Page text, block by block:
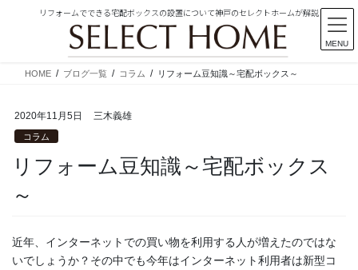
リフォームでできる宅配ボックスの設置について神戸のセレクトホームが解説
HOME ブログ一覧 コラム リフォーム豆知識～宅配ボックス～
2020年11月5日 三木義雄
コラム
リフォーム豆知識～宅配ボックス
～
近年、インターネットでの買い物を利用する人が増えたのではな
いでしょうか？その中でも今年はインターネット利用者は新型コ
MENU